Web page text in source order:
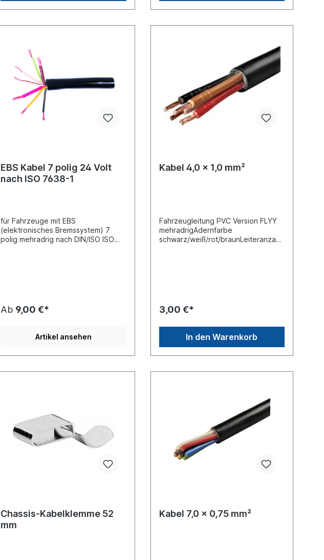
EBS Kabel 7 polig 24 Volt
nach ISO 7638-1
für Fahrzeuge mit EBS
(elektronisches Bremssystem) 7
polig mehradrig nach DIN/ISO ISO
zugelassen Meterware der Preis
Ab 9,00 €*
Artikel ansehen
Kabel 4,0 x 1,0 mm²
Fahrzeugleitung PVC Version FLYY
mehradrigAdernfarbe
schwarz/weiß/rot/braunLeiteranzahl
3,00 €*
In den Warenkorb
Chassis-Kabelklemme 52
mm
Kabel 7,0 x 0,75 mm²